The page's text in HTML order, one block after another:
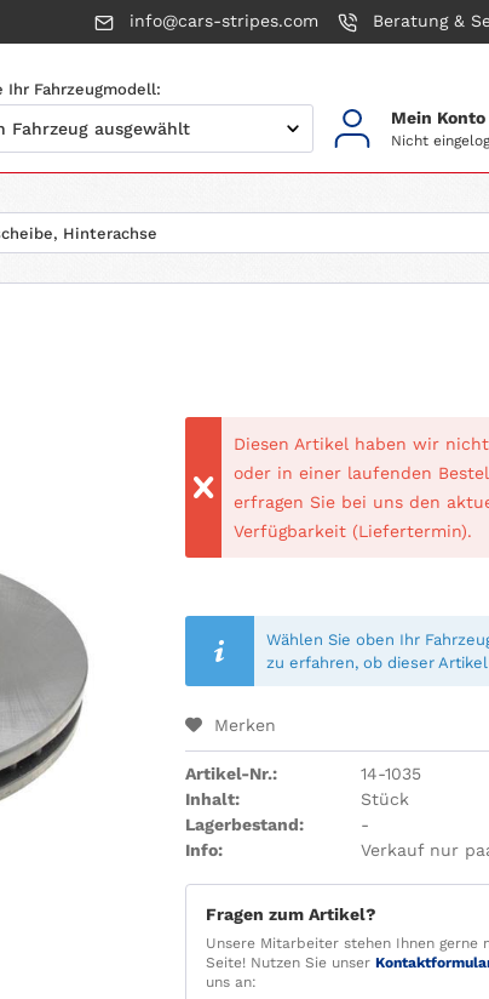
info@cars-stripes.com Beratung &
Ihr Fahrzeugmodell:
Mein Konto
Nicht
Hinterachse
Diesen Artikel haben wir
oder in einer laufenden
erfragen Sie bei uns den
Verfügbarkeit (Liefertermin).
Wählen Sie oben Ihr
zu erfahren, ob dieser
Merken
Artikel-Nr.:
14-1035
Inhalt:
Stück
Lagerbestand:
-
Info:
Verkauf nur
Fragen zum Artikel?
Unsere Mitarbeiter stehen Ihnen gerne
Seite! Nutzen Sie unser
uns an: